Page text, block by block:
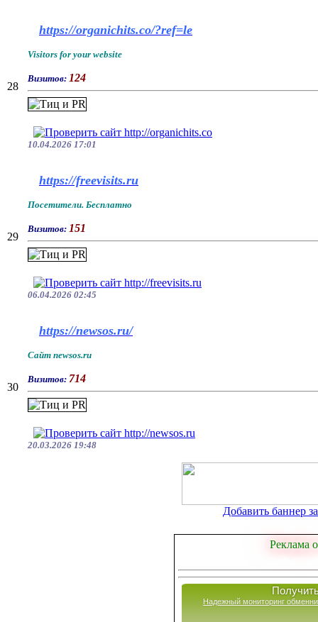
28
https://organichits.co/?ref=le
Visitors for your website
Визитов: 124
10.04.2026 17:01
29
https://freevisits.ru
Посетители. Бесплатно
Визитов: 151
06.04.2026 02:45
30
https://newsos.ru/
Сайт newsos.ru
Визитов: 714
20.03.2026 19:48
Добавить баннер
Реклама
Надежный мониторинг